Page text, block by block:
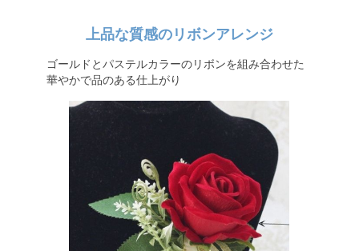
上品な質感のリボンアレンジ
ゴールドとパステルカラーのリボンを組み合わせた
華やかで品のある仕上がり